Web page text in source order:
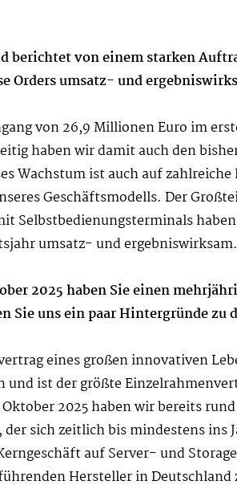
berichtet von einem starken
Orders umsatz- und
von 26,9 Millionen Euro im
haben wir damit auch den
Wachstum ist auch auf
Geschäftsmodells. Der
Selbstbedienungsterminals
umsatz- und ergebniswirksam.
2025 haben Sie einen
Sie uns ein paar Hintergründe zu
eines großen innovativen
und ist der größte
2025 haben wir bereits
sich zeitlich bis mindestens
auf Server- und
Hersteller in Deutschland